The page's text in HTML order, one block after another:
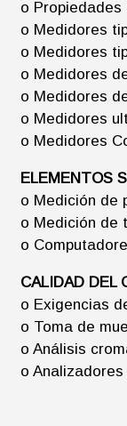
o
o Medidores
o Medidores
o Medidores
o Medidores
o Medidores
o Medidores
ELEMENTOS
o Medición de
o Medición de
o
CALIDAD DEL
o Exigencias
o Toma de
o Análisis
o